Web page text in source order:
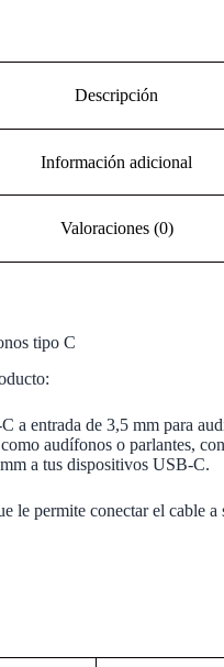
Descripción
Información adicional
Valoraciones (0)
tipo C
a entrada de 3,5 mm para
audífonos o parlantes,
a tus dispositivos USB‑C.
le permite conectar el cable a